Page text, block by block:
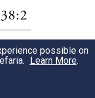
1
כמו עמ״א
שרי אף
possible on
Learn More.